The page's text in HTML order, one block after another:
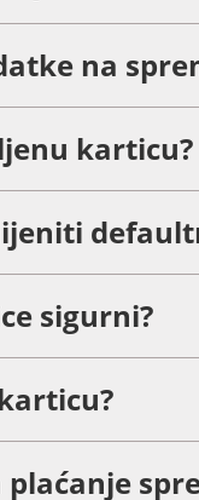
na
karticu?
sigurni?